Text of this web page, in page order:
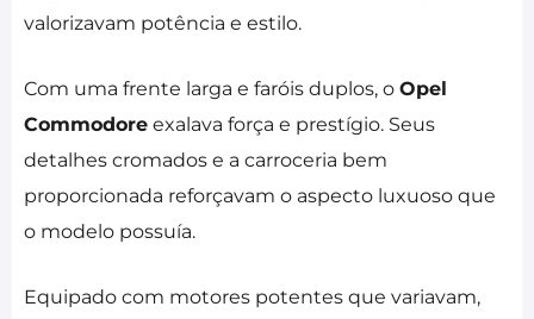
valorizavam potência e estilo.
Com uma frente larga e faróis duplos, o Opel
Commodore exalava força e prestígio. Seus
detalhes cromados e a carroceria bem
proporcionada reforçavam o aspecto luxuoso que
o modelo possuía.
Equipado com motores potentes que variavam,